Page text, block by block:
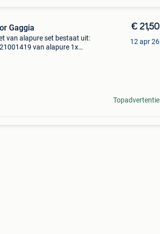
Gaggia
van alapure set bestaat uit:
van alapure 1x
€ 21,50
12 apr 26
Topadvertentie